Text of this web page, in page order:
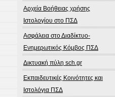
Αρχεία Βοήθειας χρήσης
Ιστολογίου στο ΠΣΔ
Ασφάλεια στο Διαδίκτυο-
Ενημερωτικός Κόμβος ΠΣΔ
Δικτυακή πύλη sch.gr
Εκπαιδευτικές Κοινότητες και
Ιστολόγια ΠΣΔ